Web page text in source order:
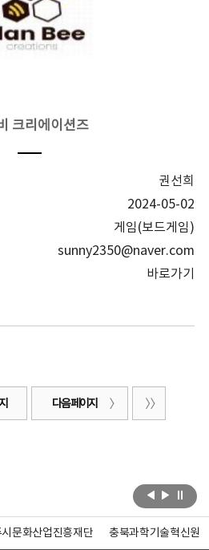
크리에이션즈
권선희
2024-05-02
게임(보드게임)
sunny2350@naver.com
바로가기
다음 페이지
시문화산업진흥재단 충북과학기술혁신원